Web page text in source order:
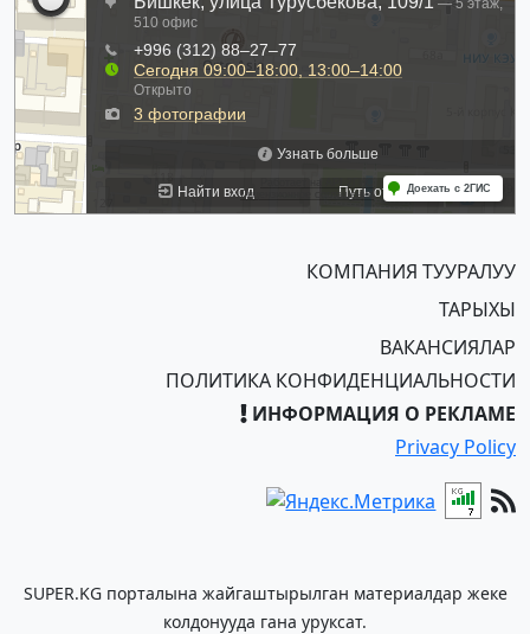
КОМПАНИЯ ТУУРАЛУУ
ТАРЫХЫ
ВАКАНСИЯЛАР
ПОЛИТИКА КОНФИДЕНЦИАЛЬНОСТИ
ИНФОРМАЦИЯ О РЕКЛАМЕ
Privacy Policy
SUPER.KG порталына жайгаштырылган материалдар жеке
колдонууда гана уруксат.